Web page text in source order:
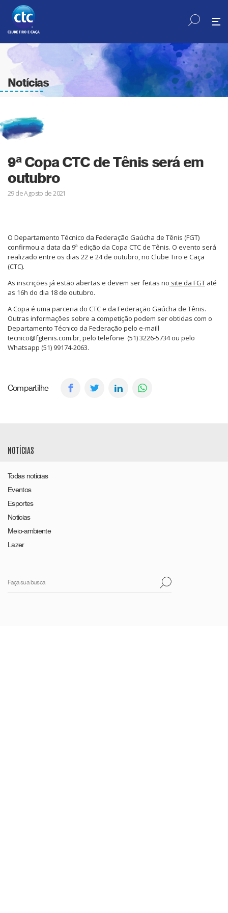
Notícias
9ª Copa CTC de Tênis será em
outubro
29 de Agosto de 2021
O Departamento Técnico da Federação Gaúcha de Tênis (FGT)
confirmou a data da 9ª edição da Copa CTC de Tênis. O evento será
realizado entre os dias 22 e 24 de outubro, no Clube Tiro e Caça
(CTC).
As inscrições já estão abertas e devem ser feitas no site da FGT até
as 16h do dia 18 de outubro.
A Copa é uma parceria do CTC e da Federação Gaúcha de Tênis.
Outras informações sobre a competição podem ser obtidas com o
Departamento Técnico da Federação pelo e-maill
tecnico@fgtenis.com.br, pelo telefone (51) 3226-5734 ou pelo
Whatsapp (51) 99174-2063.
Compartilhe
NOTÍCIAS
Todas notícias
Eventos
Esportes
Notícias
Meio-ambiente
Lazer